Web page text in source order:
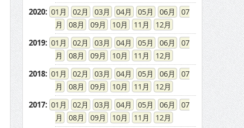
2020: 01 02 03 04 05 06
07
08
09 10 11
12
2019: 01 02 03 04 05 06
07
08
09 10 11
12
2018: 01 02 03 04 05 06
07
08
09 10 11
12
2017: 01 02 03 04 05 06
07
08
09 10 11
12